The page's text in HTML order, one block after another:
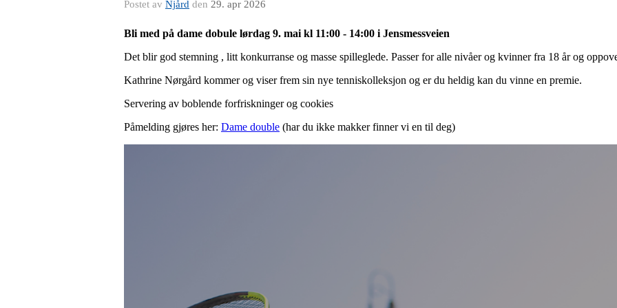
Postet av Njård den 29. apr 2026
Bli med på dame dobule lørdag 9. mai kl 11:00 - 14:00 i Jensmessveien
Det blir god stemning , litt konkurranse og masse spilleglede. Passer for alle nivåer og kvinner fra 18 år og
Kathrine Nørgård kommer og viser frem sin nye tenniskolleksjon og er du heldig kan du vinne en premie.
Servering av boblende forfriskninger og cookies
Påmelding gjøres her: Dame double (har du ikke makker finner vi en til deg)